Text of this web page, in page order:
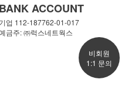
BANK ACCOUNT
기업 112-187762-01-017
금주: ㈜럭스네트웍스
비회원
1:1 문의